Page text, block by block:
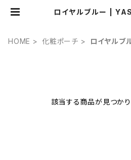
ロイヤルブルー |
HOME 化粧ポーチ ロイヤルブ
該当する商品が見つかり